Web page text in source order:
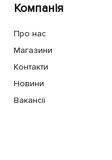
Компанія
Про нас
Магазини
Контакти
Новини
Вакансії